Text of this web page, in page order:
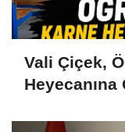
Vali Çiçek,
Heyecanına